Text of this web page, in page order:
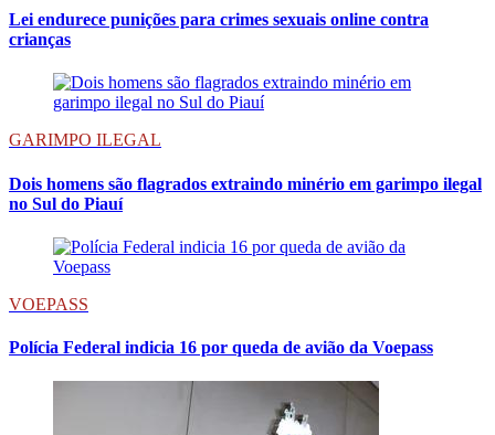
Lei endurece punições para crimes sexuais online contra
crianças
GARIMPO ILEGAL
Dois homens são flagrados extraindo minério em garimpo ilegal
no Sul do Piauí
VOEPASS
Polícia Federal indicia 16 por queda de avião da Voepass